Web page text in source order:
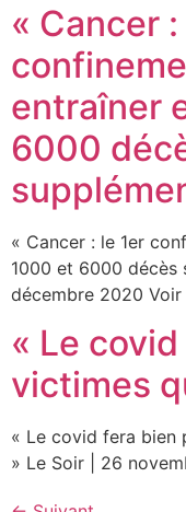
« Cancer
entraîner
6000
« Cancer : le 1er
1000 et 6000 décès
décembre 2020 Voir
« Le
victimes
« Le covid fera bien
» Le Soir | 26